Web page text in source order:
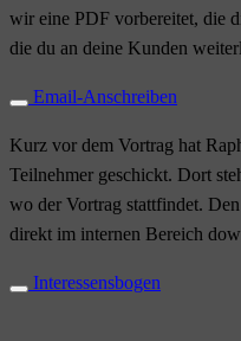
wir eine PDF vorbereitet, die
die du an deine Kunden
Email-Anschreiben
Kurz vor dem Vortrag hat
Teilnehmer geschickt. Dort
wo der Vortrag stattfindet.
direkt im internen Bereich
Interessensbogen